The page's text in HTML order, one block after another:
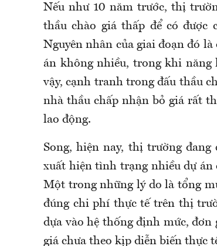
Nếu như 10 năm trước, thị
thầu chào giá thấp để có được
Nguyên nhân của giai đoạn đó
án không nhiều, trong khi
vậy, cạnh tranh trong đấu thầu
nhà thầu chấp nhận bỏ giá rất
lao động.
Song, hiện nay, thị trường
xuất hiện tình trạng nhiều dự án
Một trong những lý do là tổng
đúng chi phí thực tế trên thị
dựa vào hệ thống định mức, đơn
giá chưa theo kịp diễn biến thực